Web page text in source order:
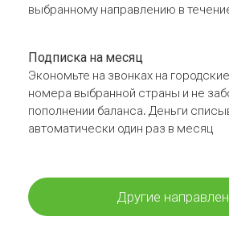
выбранному направлению в
Подписка на месяц
Экономьте на звонках на
номера выбранной страны и не
пополнении баланса. Деньги
автоматически один раз в месяц
Другие